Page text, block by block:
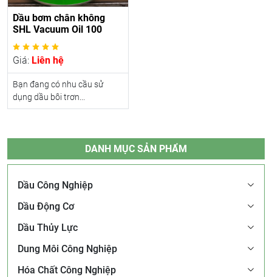
Dầu bơm chân không
SHL Vacuum Oil 100
Giá: Liên hệ
Bạn đang có nhu cầu sử
dụng dầu bôi trơn...
DANH MỤC SẢN PHẨM
Dầu Công Nghiệp
Dầu Động Cơ
Dầu Thủy Lực
Dung Môi Công Nghiệp
Hóa Chất Công Nghiệp